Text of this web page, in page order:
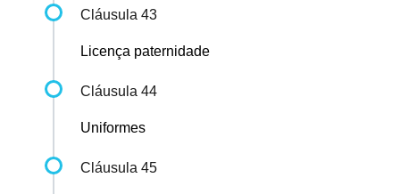
Cláusula 43
Licença paternidade
Cláusula 44
Uniformes
Cláusula 45